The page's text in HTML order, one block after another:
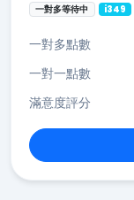
一對多等待中 i349
一對多點數
一對一點數
滿意度評分